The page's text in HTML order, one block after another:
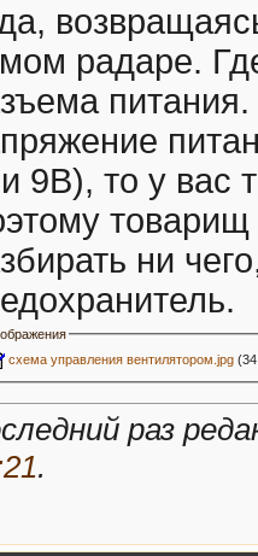
радаре.
9В), то у вас
товарищ
ни
схема управления вентилятором.jpg
раз
.